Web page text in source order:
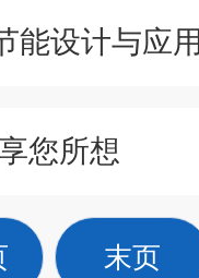
能设计与应用
您所想
末页